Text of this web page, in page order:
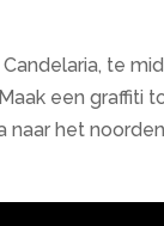
te
een graffiti
het